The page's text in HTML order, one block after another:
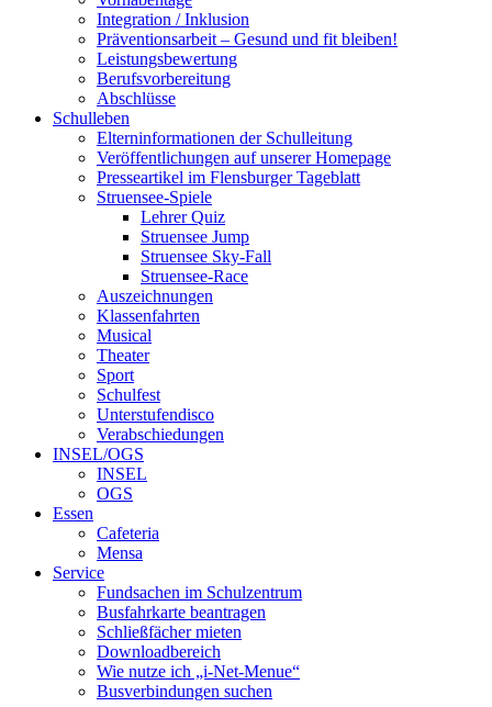
Integration / Inklusion
Präventionsarbeit – Gesund und fit bleiben!
Leistungsbewertung
Berufsvorbereitung
Abschlüsse
Schulleben
Elterninformationen der Schulleitung
Veröffentlichungen auf unserer Homepage
Presseartikel im Flensburger Tageblatt
Struensee-Spiele
Lehrer Quiz
Struensee Jump
Struensee Sky-Fall
Struensee-Race
Auszeichnungen
Klassenfahrten
Musical
Theater
Sport
Schulfest
Unterstufendisco
Verabschiedungen
INSEL/OGS
INSEL
OGS
Essen
Cafeteria
Mensa
Service
Fundsachen im Schulzentrum
Busfahrkarte beantragen
Schließfächer mieten
Downloadbereich
Wie nutze ich „i-Net-Menue“
Busverbindungen suchen